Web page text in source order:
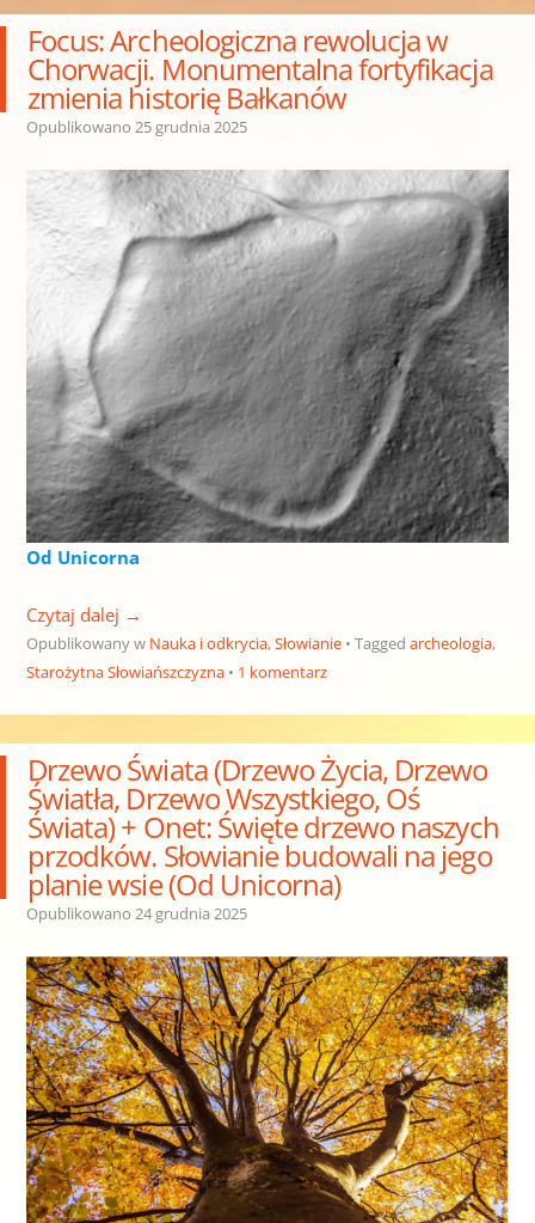
Focus: Archeologiczna rewolucja w
Chorwacji. Monumentalna fortyfikacja
zmienia historię Bałkanów
Opublikowano 25 grudnia 2025
Od Unicorna
Czytaj dalej →
Opublikowany w Nauka i odkrycia,Słowianie Tagged archeologia,
Starożytna Słowiańszczyzna
1 komentarz
Drzewo Świata (Drzewo Życia, Drzewo
Światła, Drzewo Wszystkiego, Oś
Świata) + Onet: Święte drzewo naszych
przodków. Słowianie budowali na jego
planie wsie (Od Unicorna)
Opublikowano 24 grudnia 2025